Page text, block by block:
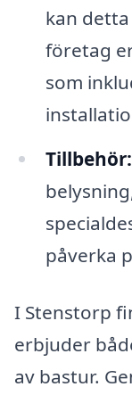
kan
företag
som
Tillbehör:
påverka
I Stenstorp
erbjuder
av bastur.